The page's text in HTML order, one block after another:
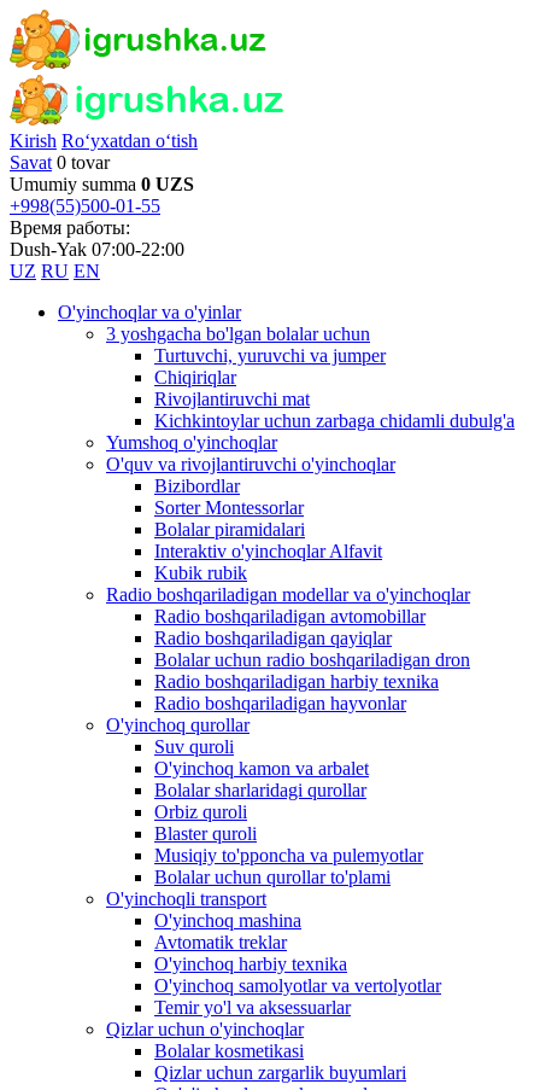
Kirish Ro‘yxatdan o‘tish
Savat 0 tovar
Umumiy summa 0 UZS
+998(55)500-01-55
Время работы:
Dush-Yak 07:00-22:00
UZ RU EN
O'yinchoqlar va o'yinlar
3 yoshgacha bo'lgan bolalar uchun
Turtuvchi, yuruvchi va jumper
Chiqiriqlar
Rivojlantiruvchi mat
Kichkintoylar uchun zarbaga chidamli dubulg'a
Yumshoq o'yinchoqlar
O'quv va rivojlantiruvchi o'yinchoqlar
Bizibordlar
Sorter Montessorlar
Bolalar piramidalari
Interaktiv o'yinchoqlar Alfavit
Kubik rubik
Radio boshqariladigan modellar va o'yinchoqlar
Radio boshqariladigan avtomobillar
Radio boshqariladigan qayiqlar
Bolalar uchun radio boshqariladigan dron
Radio boshqariladigan harbiy texnika
Radio boshqariladigan hayvonlar
O'yinchoq qurollar
Suv quroli
O'yinchoq kamon va arbalet
Bolalar sharlaridagi qurollar
Orbiz quroli
Blaster quroli
Musiqiy to'pponcha va pulemyotlar
Bolalar uchun qurollar to'plami
O'yinchoqli transport
O'yinchoq mashina
Avtomatik treklar
O'yinchoq harbiy texnika
O'yinchoq samolyotlar va vertolyotlar
Temir yo'l va aksessuarlar
Qizlar uchun o'yinchoqlar
Bolalar kosmetikasi
Qizlar uchun zargarlik buyumlari